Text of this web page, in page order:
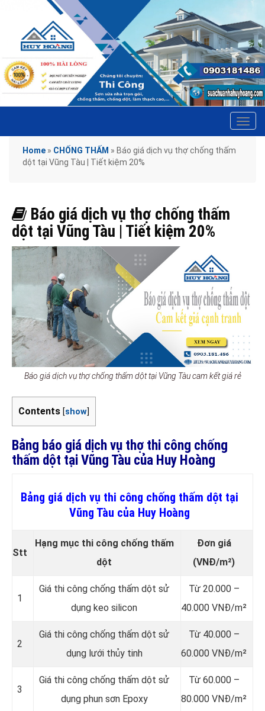
Home » CHỐNG THẤM » Báo giá dịch vụ thợ chống thấm
dột tại Vũng Tàu | Tiết kiệm 20%
Báo giá dịch vụ thợ chống thấm
dột tại Vũng Tàu | Tiết kiệm 20%
Báo giá dịch vụ thợ chống thấm dột tại Vũng Tàu cam kết giá rẻ
Contents [show]
Bảng báo giá dịch vụ thợ thi công chống
thấm dột tại Vũng Tàu của Huy Hoàng
Bảng giá dịch vụ thi công chống thấm dột tại
Vũng Tàu của Huy Hoàng
Stt
Hạng mục thi công chống thấm
dột
Đơn giá
(VNĐ/m²)
1
Giá thi công chống thấm dột sử
dụng keo silicon
Từ 20.000 –
40.000 VNĐ/m²
2
Giá thi công chống thấm dột sử
dụng lưới thủy tinh
Từ 40.000 –
60.000 VNĐ/m²
3
Giá thi công chống thấm dột sử
dụng phun sơn Epoxy
Từ 60.000 –
80.000 VNĐ/m²